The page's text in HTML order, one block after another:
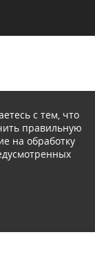
с тем, что
правильную
на обработку